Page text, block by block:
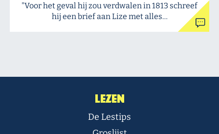
"Voor het geval hij zou verdwalen in 1813 schreef
hij een brief aan Lize met alles…
Lezen
De Lestips